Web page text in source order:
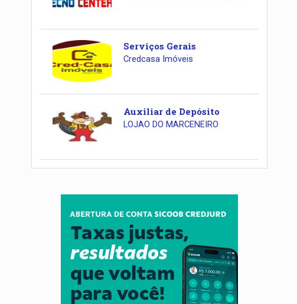
Serviços Gerais
Credcasa Imóveis
Auxiliar de Depósito
LOJAO DO MARCENEIRO